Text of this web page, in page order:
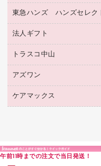
ファイルボックス
パイプ式ファイル
その他ファイル
クリヤーホルダー
クリヤーブック（差替
クリヤーブック（固定
Ｚ式ファイル
ホワイトボード用マー
ボールペン（油性）
ボールペン（ゲルイン
シャープペンシル用替
電話台
接着用品
針なしステープラー
紙めくり
裁断機
印章用品
店舗運営用品
陳列什器
紙手提げ袋
レジ・ポリ袋
ディスプレイ用品
カウンター／お会計用
東急ハンズ ハンズセレク
東急ハンズ
法人ギフト
高島屋
高島屋（食品・飲料）
カウネットギフト（食
トラスコ中山
建築・作業用品
アズワン
医療・介護用品（食品
ケアマックス
午前11時までの注文で当日発送！